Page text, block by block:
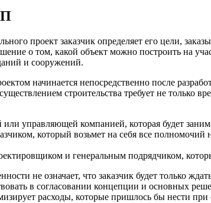
проект заказчик определяет его цели,
о том, какой объект можно построить на
и сооружений.
начинается непосредственно после
строительства требует не
управляющей компанией, которая будет
который возьмет на себя все
и генеральным подрядчиком,
не означает, что заказчик будет только
в согласовании концепции и основных
расходы, которые пришлось бы нести при